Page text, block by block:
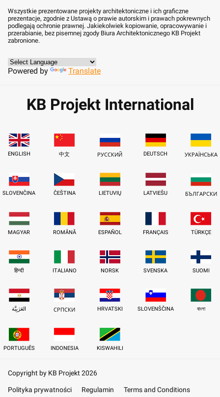
Wszystkie prezentowane projekty architektoniczne i ich graficzne
prezentacje, zgodnie z Ustawą o prawie autorskim i prawach pokrewnych
podlegają ochronie prawnej. Jakiekolwiek kopiowanie, opracowywanie i
przerabianie, bez pisemnej zgody Biura Architektonicznego KB Projekt
zabronione.
Powered by Translate
KB Projekt International
ENGLISH 中文 РУССКИЙ DEUTSCH УКРАЇНСЬКА
SLOVENČINA ČEŠTINA LIETUVIŲ LATVIEŠU БЪЛГАРСКИ
MAGYAR ROMÂNĂ ESPAÑOL FRANÇAIS TÜRKÇE
हिन्दी ITALIANO NORSK SVENSKA SUOMI
العَرَبِيَّة СРПСКИ HRVATSKI SLOVENŠČINA বাংলা
PORTUGUÊS INDONESIA KISWAHILI
Copyright by KB Projekt 2026
Polityka prywatności Regulamin Terms and Conditions